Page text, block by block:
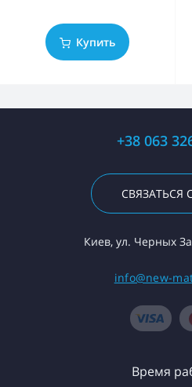
Купить
+38 063
СВЯЗАТЬСЯ
Киев, ул. Черных
info@new-
Время